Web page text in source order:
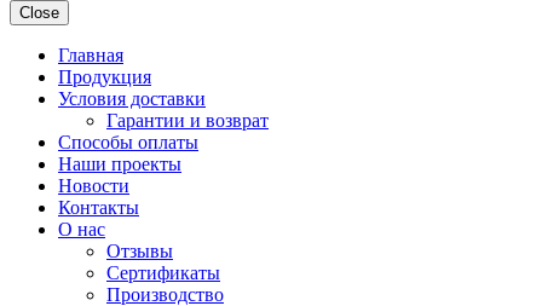
Close
Главная
Продукция
Условия доставки
Гарантии и возврат
Способы оплаты
Наши проекты
Новости
Контакты
О нас
Отзывы
Сертификаты
Производство